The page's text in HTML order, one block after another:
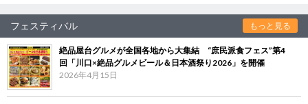
フェスティバル もっと見る
絶品屋台グルメが全国各地から大集結 “庶民派食フェス”第4
回「川口×絶品グルメビール＆日本酒祭り2026」を開催
2026年4月15日